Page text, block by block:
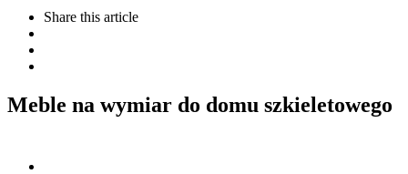
Share this article
Meble na wymiar do domu szkieletowego